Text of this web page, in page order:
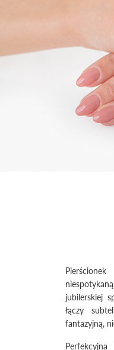
jubilerskiej
łączy
fantazyjną,